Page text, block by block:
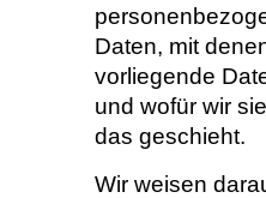
Daten, mit
vorliegende
und wofür wir
das geschieht.
Wir weisen